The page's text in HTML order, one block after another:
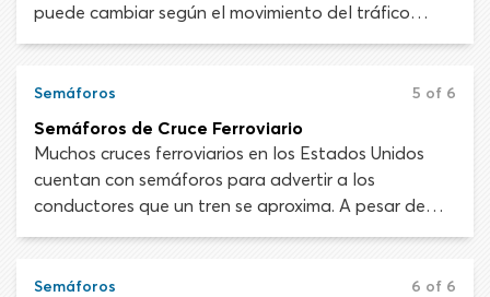
puede cambiar según el movimiento del tráfico
pesado en una dirección u otra en determinados
direcciones están instalados sobre los carriles
reversibles para que los conductores sepan si
pueden usarlos.
Semáforos 5 of 6
Semáforos de Cruce Ferroviario
Muchos cruces ferroviarios en los Estados Unidos
cuentan con semáforos para advertir a los
conductores que un tren se aproxima. A pesar de
esto, los accidentes en cruces ferroviarios todavía
cómo funcionan las señales de cruce ferroviario es
Semáforos 6 of 6